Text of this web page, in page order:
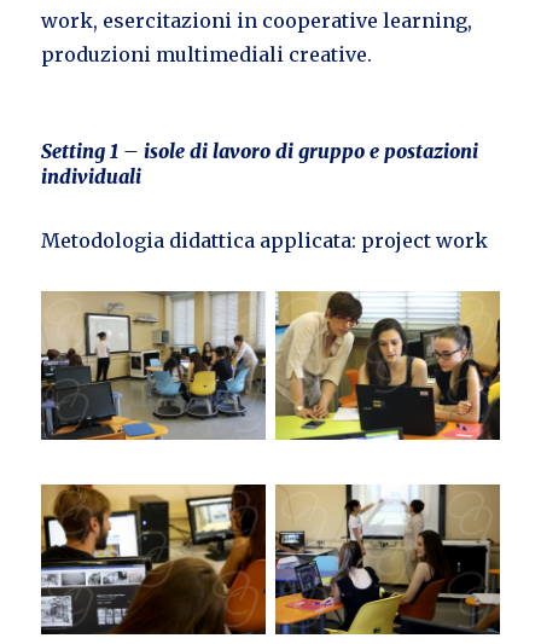
work, esercitazioni in cooperative learning,
produzioni multimediali creative.
Setting 1 – isole di lavoro di gruppo e postazioni
individuali
Metodologia didattica applicata: project work